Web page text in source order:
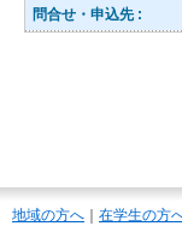
問合せ・申込先 :
地域の方へ 在学生の方